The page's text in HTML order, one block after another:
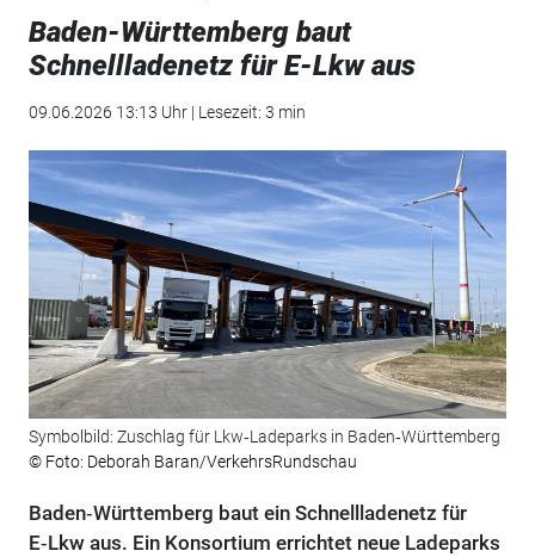
Baden-Württemberg baut
Schnellladenetz für E-Lkw aus
09.06.2026 13:13 Uhr | Lesezeit: 3 min
Symbolbild: Zuschlag für Lkw‑Ladeparks in Baden‑Württemberg
© Foto: Deborah Baran/VerkehrsRundschau
Baden‑Württemberg baut ein Schnellladenetz für
E‑Lkw aus. Ein Konsortium errichtet neue Ladeparks